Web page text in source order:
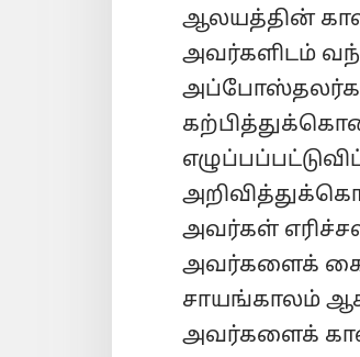
ஆலயத்தின்
அவர்களிடம்
அவர்கள்
அவர்களைக்
சாயங்காலம்
அவர்களைக்